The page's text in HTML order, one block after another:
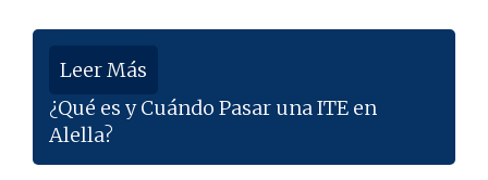
Leer Más
¿Qué es y Cuándo Pasar una ITE en
Alella?